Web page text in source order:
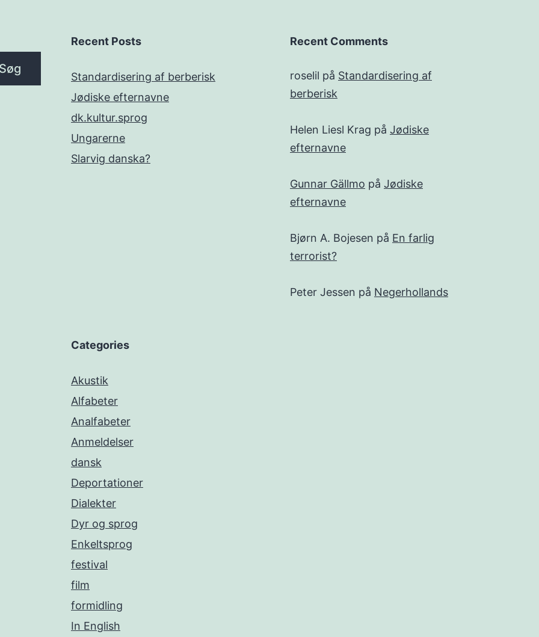
Recent Posts
Standardisering af berberisk
Jødiske efternavne
dk.kultur.sprog
Ungarerne
Slarvig danska?
Recent Comments
roselil på Standardisering af
berberisk
Helen Liesl Krag på Jødiske
efternavne
Gunnar Gällmo på Jødiske
efternavne
Bjørn A. Bojesen på En farlig
terrorist?
Peter Jessen på Negerhollands
Categories
Akustik
Alfabeter
Analfabeter
Anmeldelser
dansk
Deportationer
Dialekter
Dyr og sprog
Enkeltsprog
festival
film
formidling
In English